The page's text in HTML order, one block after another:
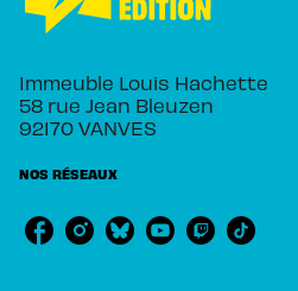
Immeuble Louis Hachette
58 rue Jean Bleuzen
92170 VANVES
NOS RÉSEAUX